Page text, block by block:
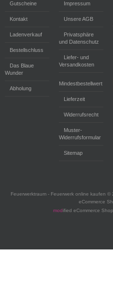
Gutscheine
Kontakt
Ladenverkauf
Bestellschluss
Das Blaue
Wunder
Abholung
Impressum
Unsere AGB
Privatsphäre
und Datenschutz
Liefer- und
Versandkosten
Mindestbestellwert
Lieferzeit
Widerrufsrecht
Muster-
Widerrufsformular
Sitemap
Feuerwerktraum - Feuerwerk online kaufen
eCommerce
modified eCommerce